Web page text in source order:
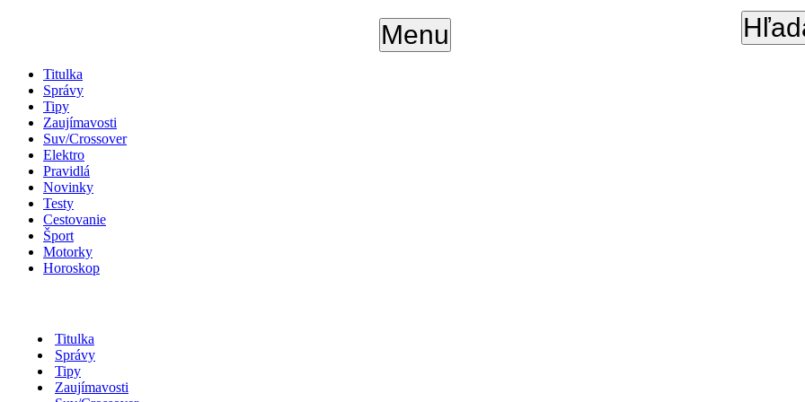
Menu
Titulka
Správy
Tipy
Zaujímavosti
Suv/Crossover
Elektro
Pravidlá
Novinky
Testy
Cestovanie
Šport
Motorky
Horoskop
Titulka
Správy
Tipy
Zaujímavosti